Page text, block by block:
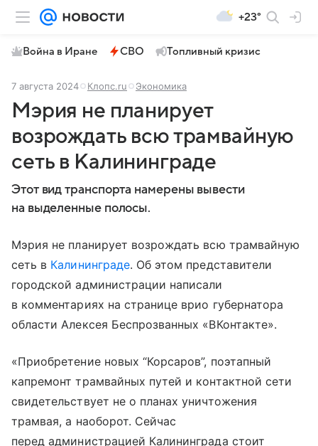
+23°
Война в Иране СВО Топливный кризис
7 августа 2024 Клопс.ru Экономика
Мэрия не планирует
возрождать всю трамвайную
сеть в Калининграде
Этот вид транспорта намерены вывести
на выделенные полосы.
Мэрия не планирует возрождать всю трамвайную
сеть в Калининграде. Об этом представители
городской администрации написали
в комментариях на странице врио губернатора
области Алексея Беспрозванных «ВКонтакте».
«Приобретение новых “Корсаров”, поэтапный
капремонт трамвайных путей и контактной сети
свидетельствует не о планах уничтожения
трамвая, а наоборот. Сейчас
перед администрацией Калининграда стоит